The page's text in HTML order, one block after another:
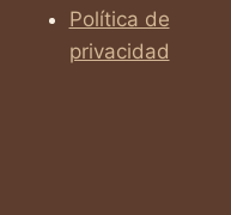
Política de
privacidad